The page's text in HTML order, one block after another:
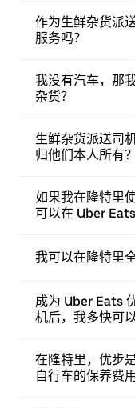
作为生鲜杂货派
服务吗？
我没有汽车，那
杂货？
生鲜杂货派送司
归他们本人所有？
如果我在隆特里
可以在 Uber
我可以在隆特里
成为 Uber Eats
机后，我多快可
在隆特里，优步
自行车的保养费用